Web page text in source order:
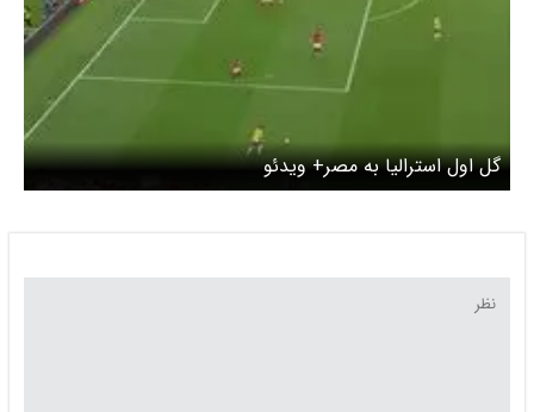
گل اول استرالیا به مصر+ ویدئو